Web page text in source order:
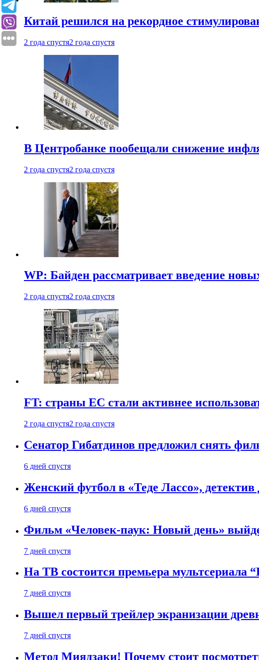
Китай решился на рекордное
2 года спустя2 года спустя
В Центробанке пообещали снижение
2 года спустя2 года спустя
WP: Байден рассматривает введение
2 года спустя2 года спустя
FT: страны ЕС стали активнее
2 года спустя2 года спустя
Сенатор Гибатдинов предложил снять
6 дней спустя
Женский футбол в «Теде Лассо»,
6 дней спустя
Фильм «Человек-паук: Новый день»
7 дней спустя
На ТВ состоится премьера мультсериала
7 дней спустя
Вышел первый трейлер экранизации
7 дней спустя
Метод Миядзаки! Почему стоит